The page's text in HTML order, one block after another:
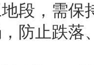
段，需保
防止跌落